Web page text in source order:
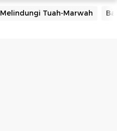
Melindungi Tuah-Marwah